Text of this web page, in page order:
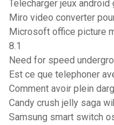
Telecharger jeux android
Miro video converter
Microsoft office picture
8.1
Need for speed
Est ce que telephoner
Comment avoir plein
Candy crush jelly saga
Samsung smart switch